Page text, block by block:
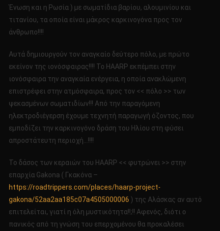
Ένωση και η Ρωσία ) με σωματίδια βαρίου, αλουμινίου και
τιτανίου, τα οποία είναι μάκρος καρκινογόνα προς τον
άνθρωπο!!!!
Αυτά δημιουργούν τον αναγκαίο δεύτερο πόλο, με πρώτο
εκείνον της ιονόσφαιρας!!!! Το HAARP εκπέμπει στην
ιονόσφαιρα την αναγκαία ενέργεια, η οποία ανακλώμενη
επιστρέφει στην ατμόσφαιρα, προς τον << πόλο >> των
ψεκασμένων σωματιδίων!!! Από την παραγόμενη
ηλεκτροδιέγερση έχουμε τεχνητή παραγωγή όζοντος, που
εμποδίζει την καρκινογόνο δράση του Ηλίου στη φύσει
απροστάτευτη περιοχή…!!!!
To δάσος των κεραιών του HAARP << φυτρώνει >> στην
επαρχία Gakona ( Γκακόνα –
https://roadtrippers.com/places/haarp-project-
gakona/52aa2aa185c07a4505000006 ) της Αλάσκας αν αυτό
επιτελείται, γιατί η όλη μυστικότητα!!;!! Αφενός, διότι ο
πανικός από τη γνώση του επερχομένου θα προκαλέσει